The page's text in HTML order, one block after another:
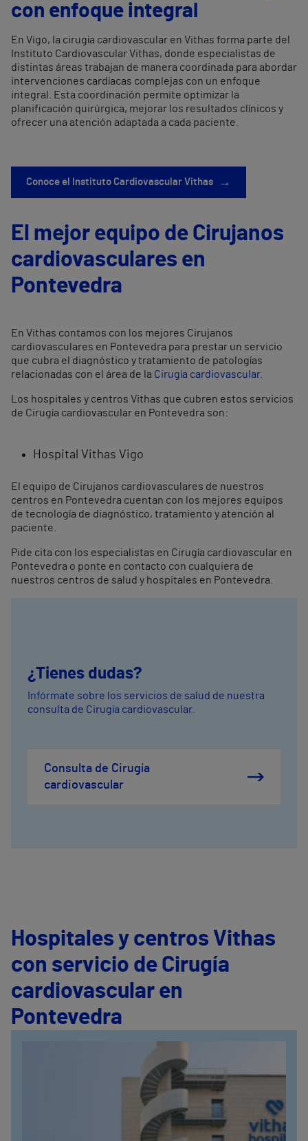
con enfoque integral
En Vigo, la cirugía cardiovascular en Vithas forma parte del
Instituto Cardiovascular Vithas, donde especialistas de
distintas áreas trabajan de manera coordinada para abordar
intervenciones cardíacas complejas con un enfoque
integral. Esta coordinación permite optimizar la
planificación quirúrgica, mejorar los resultados clínicos y
ofrecer una atención adaptada a cada paciente.
Conoce el Instituto Cardiovascular Vithas →
El mejor equipo de Cirujanos
cardiovasculares en
Pontevedra
En Vithas contamos con los mejores Cirujanos
cardiovasculares en Pontevedra para prestar un servicio
que cubra el diagnóstico y tratamiento de patologías
relacionadas con el área de la Cirugía cardiovascular.
Los hospitales y centros Vithas que cubren estos servicios
de Cirugía cardiovascular en Pontevedra son:
Hospital Vithas Vigo
El equipo de Cirujanos cardiovasculares de nuestros
centros en Pontevedra cuentan con los mejores equipos
de tecnología de diagnóstico, tratamiento y atención al
paciente.
Pide cita con los especialistas en Cirugía cardiovascular en
Pontevedra o ponte en contacto con cualquiera de
nuestros centros de salud y hospitales en Pontevedra.
¿Tienes dudas?
Infórmate sobre los servicios de salud de nuestra
consulta de Cirugía cardiovascular.
Consulta de Cirugía
cardiovascular
Hospitales y centros Vithas
con servicio de Cirugía
cardiovascular en
Pontevedra